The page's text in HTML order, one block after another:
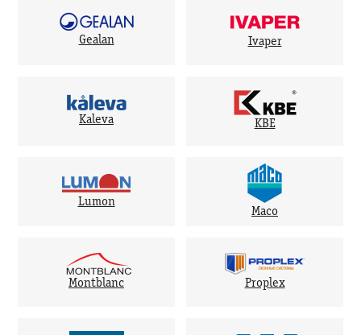
Gealan Ivaper
Kaleva KBE
Lumon
Maco
Montblanc Proplex